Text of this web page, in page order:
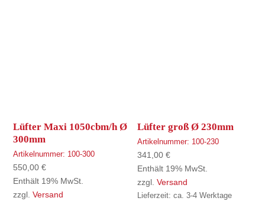
Lüfter Maxi 1050cbm/h Ø
300mm
Artikelnummer: 100-300
550,00€
Enthält 19% MwSt.
zzgl.Versand
Lüfter groß Ø 230mm
Artikelnummer: 100-230
341,00€
Enthält 19% MwSt.
zzgl.Versand
Lieferzeit: ca. 3-4 Werktage